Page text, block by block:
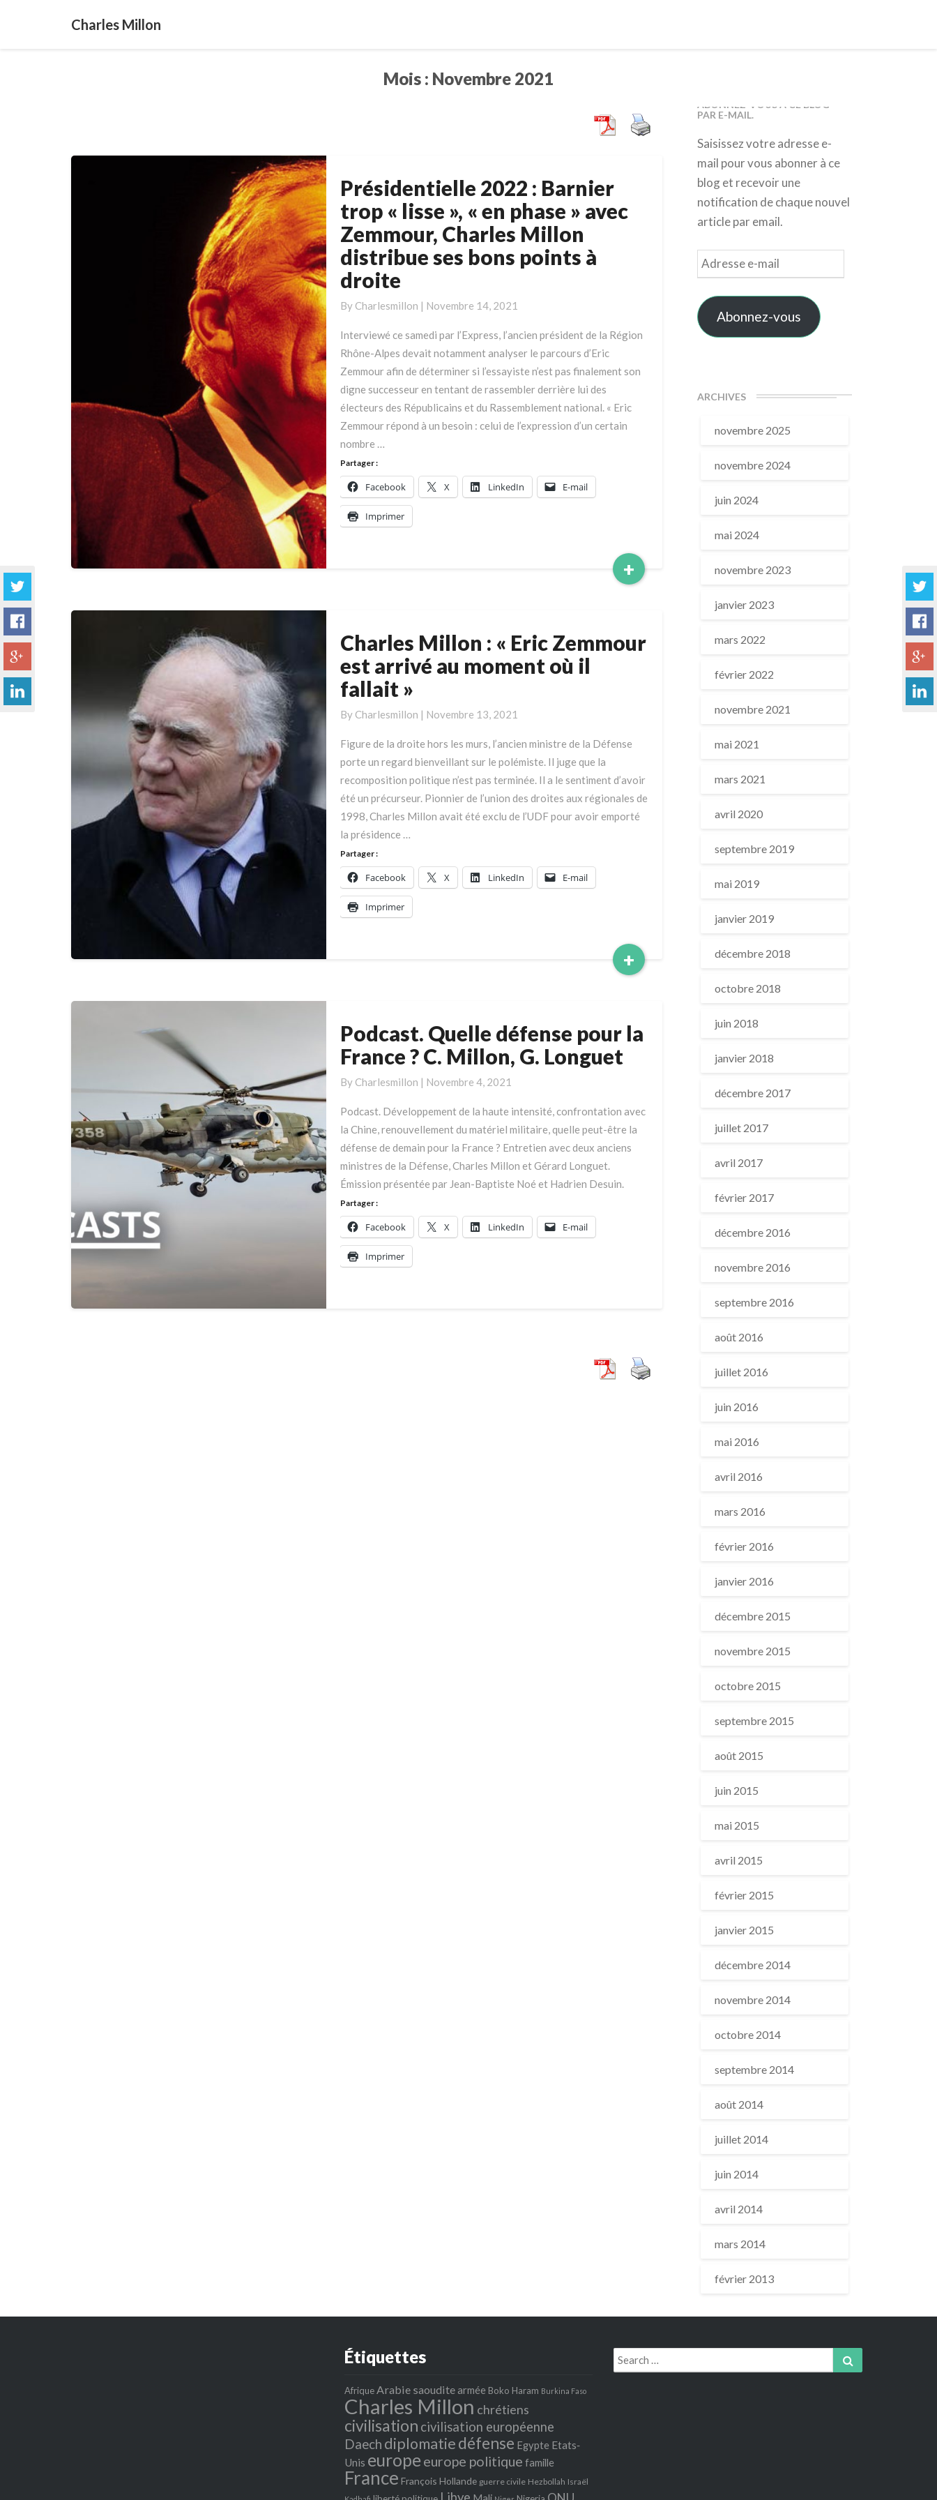
Charles Millon
Mois : Novembre 2021
Présidentielle
2022
:
Barnier
trop
« lisse »,
« en
phase »
Zemmour,
Charles
Millon
distribue
ses
bons
points
à
droite
Présidentielle 2022 : Barnier
trop « lisse », « en phase » avec
Zemmour, Charles Millon
distribue ses bons points à
droite
By Charlesmillon | Novembre 14, 2021
Interviewé ce samedi par l’Express, l’ancien président de la Région
Rhône-Alpes devait notamment analyser le parcours d’Eric
Zemmour afin de déterminer si l’essayiste n’est pas finalement son
digne successeur en tentant de rassembler derrière lui des
électeurs des Républicains et du Rassemblement national. « Eric
Zemmour répond à un besoin : celui de l’expression d’un certain
nombre …
+Read
More
Partager :
Facebook X LinkedIn E-mail
Imprimer
Charles
Millon
:
« Eric
Zemmour
arrivé
au
moment
où
il
fallait »
Charles Millon : « Eric Zemmour
est arrivé au moment où il
fallait »
By Charlesmillon | Novembre 13, 2021
Figure de la droite hors les murs, l’ancien ministre de la Défense
porte un regard bienveillant sur le polémiste. Il juge que la
recomposition politique n’est pas terminée. Il a le sentiment d’avoir
été un précurseur. Pionnier de l’union des droites aux régionales de
1998, Charles Millon avait été exclu de l’UDF pour avoir emporté
la présidence …
+Read
More
Partager :
Facebook X LinkedIn E-mail
Imprimer
Podcast.
Quelle
défense
pour
France
?
C.
Millon,
G.
Longuet
Podcast. Quelle défense pour la
France ? C. Millon, G. Longuet
By Charlesmillon | Novembre 4, 2021
Podcast. Développement de la haute intensité, confrontation avec
la Chine, renouvellement du matériel militaire, quelle peut-être la
défense de demain pour la France ? Entretien avec deux anciens
ministres de la Défense, Charles Millon et Gérard Longuet.
Émission présentée par Jean-Baptiste Noé et Hadrien Desuin.
Partager :
Facebook X LinkedIn E-mail
Imprimer
ABONNEZ-VOUS À CE BLOG
PAR E-MAIL.
Saisissez votre adresse e-
mail pour vous abonner à ce
blog et recevoir une
notification de chaque nouvel
article par email.
Adresse
e-
mail
Abonnez-vous
ARCHIVES
novembre 2025
novembre 2024
juin 2024
mai 2024
novembre 2023
janvier 2023
mars 2022
février 2022
novembre 2021
mai 2021
mars 2021
avril 2020
septembre 2019
mai 2019
janvier 2019
décembre 2018
octobre 2018
juin 2018
janvier 2018
décembre 2017
juillet 2017
avril 2017
février 2017
décembre 2016
novembre 2016
septembre 2016
août 2016
juillet 2016
juin 2016
mai 2016
avril 2016
mars 2016
février 2016
janvier 2016
décembre 2015
novembre 2015
octobre 2015
septembre 2015
août 2015
juin 2015
mai 2015
avril 2015
février 2015
janvier 2015
décembre 2014
novembre 2014
octobre 2014
septembre 2014
août 2014
juillet 2014
juin 2014
avril 2014
mars 2014
février 2013
Étiquettes
Afrique Arabie saoudite armée Boko Haram Burkina Faso
Charles Millon chrétiens
civilisation civilisation européenne
Daech diplomatiedéfense Egypte Etats‐
Unis europeeurope politique famille
France François Hollande guerre civile Hezbollah Israël
Search
for: